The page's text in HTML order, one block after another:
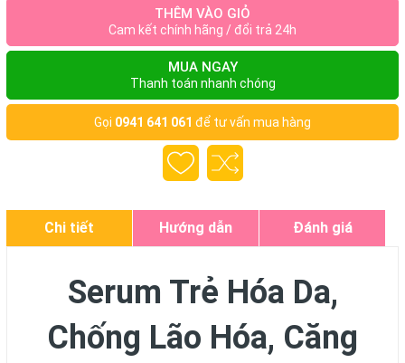
THÊM VÀO GIỎ
Cam kết chính hãng / đổi trả 24h
MUA NGAY
Thanh toán nhanh chóng
Gọi 0941 641 061 để tư vấn mua hàng
Chi tiết Hướng dẫn Đánh giá
Serum Trẻ Hóa Da,
Chống Lão Hóa, Căng